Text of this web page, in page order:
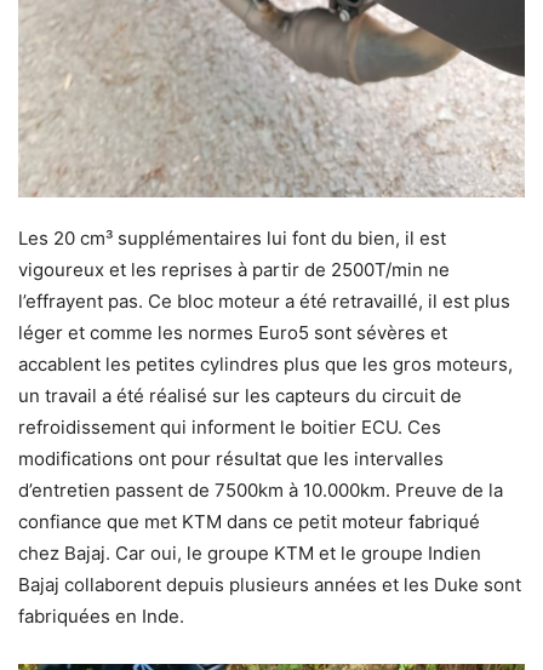
Les 20 cm³ supplémentaires lui font du bien, il est
vigoureux et les reprises à partir de 2500T/min ne
l’effrayent pas. Ce bloc moteur a été retravaillé, il est plus
léger et comme les normes Euro5 sont sévères et
accablent les petites cylindres plus que les gros moteurs,
un travail a été réalisé sur les capteurs du circuit de
refroidissement qui informent le boitier ECU. Ces
modifications ont pour résultat que les intervalles
d’entretien passent de 7500km à 10.000km. Preuve de la
confiance que met KTM dans ce petit moteur fabriqué
chez Bajaj. Car oui, le groupe KTM et le groupe Indien
Bajaj collaborent depuis plusieurs années et les Duke sont
fabriquées en Inde.